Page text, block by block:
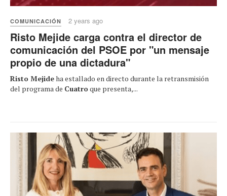
COMUNICACIÓN 2 years ago
Risto Mejide carga contra el director de
comunicación del PSOE por "un mensaje
propio de una dictadura"
Risto Mejideha estallado en directo durante la retransmisión
del programa de Cuatroque presenta,...